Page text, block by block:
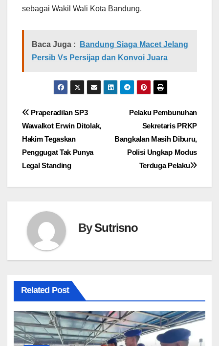
sebagai Wakil Wali Kota Bandung.
Baca Juga :
Bandung Siaga Macet Jelang
Persib Vs Persijap dan Konvoi Juara
Navigasi
pos
Pelaku Pembunuhan
Sekretaris PRKP
Bangkalan Masih Diburu,
Polisi Ungkap Modus
Terduga Pelaku
Praperadilan SP3
Wawalkot Erwin Ditolak,
Hakim Tegaskan
Penggugat Tak Punya
Legal Standing
BySutrisno
Related Post